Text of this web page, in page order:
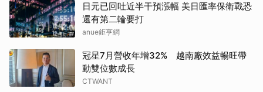
日元已回吐近半干預漲幅 美日匯率保衛戰恐
還有第二輪要打
anue鉅亨網
冠星7月營收年增32% 越南廠效益暢旺帶
動雙位數成長
CTWANT